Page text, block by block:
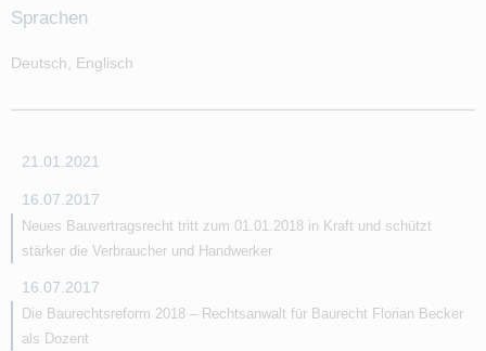
Sprachen
Deutsch, Englisch
21.01.2021
16.07.2017
Neues Bauvertragsrecht tritt zum 01.01.2018 in Kraft und schützt
stärker die Verbraucher und Handwerker
16.07.2017
Die Baurechtsreform 2018 – Rechtsanwalt für Baurecht Florian Becker
als Dozent